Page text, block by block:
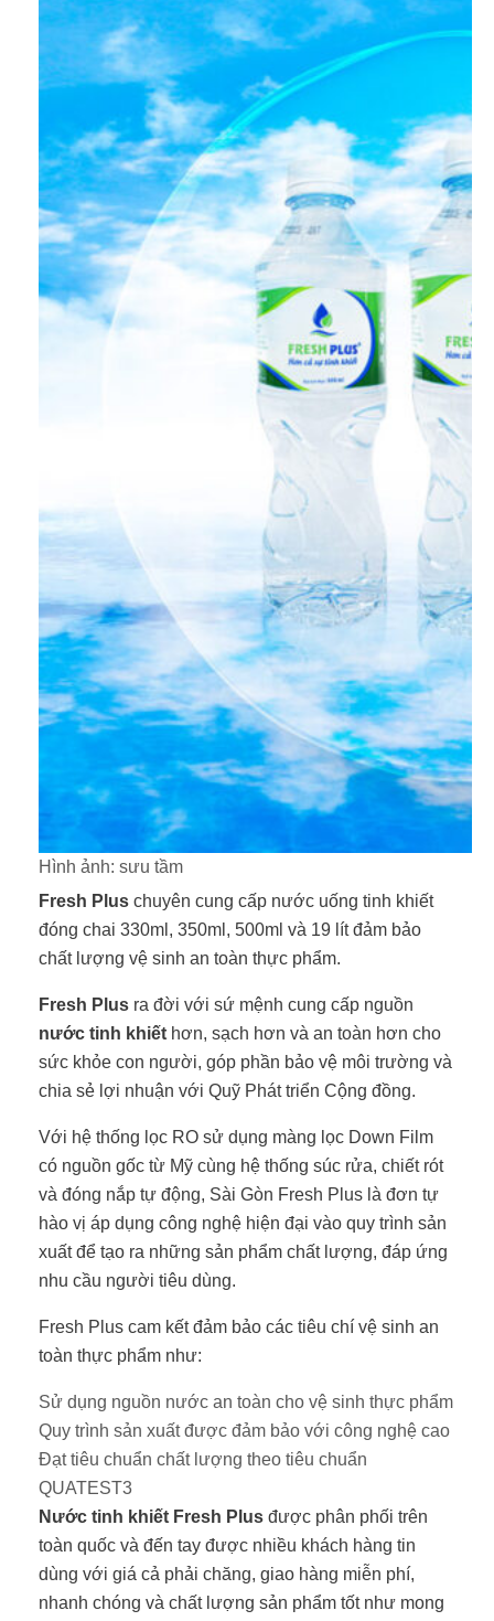
Hình ảnh: sưu tầm
Fresh Plus chuyên cung cấp nước uống tinh khiết
đóng chai 330ml, 350ml, 500ml và 19 lít đảm bảo
chất lượng vệ sinh an toàn thực phẩm.
Fresh Plus ra đời với sứ mệnh cung cấp nguồn
nước tinh khiết hơn, sạch hơn và an toàn hơn cho
sức khỏe con người, góp phần bảo vệ môi trường và
chia sẻ lợi nhuận với Quỹ Phát triển Cộng đồng.
Với hệ thống lọc RO sử dụng màng lọc Down Film
có nguồn gốc từ Mỹ cùng hệ thống súc rửa, chiết rót
và đóng nắp tự động, Sài Gòn Fresh Plus là đơn tự
hào vị áp dụng công nghệ hiện đại vào quy trình sản
xuất để tạo ra những sản phẩm chất lượng, đáp ứng
nhu cầu người tiêu dùng.
Fresh Plus cam kết đảm bảo các tiêu chí vệ sinh an
toàn thực phẩm như:
Sử dụng nguồn nước an toàn cho vệ sinh thực phẩm
Quy trình sản xuất được đảm bảo với công nghệ cao
Đạt tiêu chuẩn chất lượng theo tiêu chuẩn
QUATEST3
Nước tinh khiết Fresh Plus được phân phối trên
toàn quốc và đến tay được nhiều khách hàng tin
dùng với giá cả phải chăng, giao hàng miễn phí,
nhanh chóng và chất lượng sản phẩm tốt như mong